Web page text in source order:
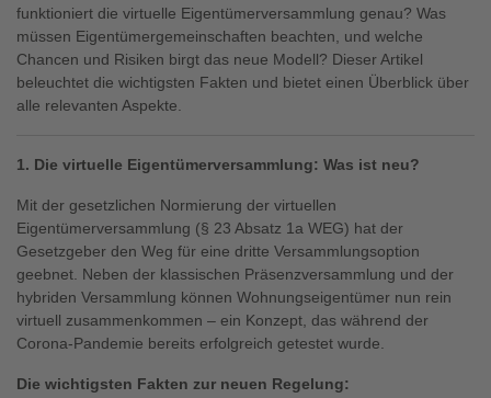
funktioniert die virtuelle Eigentümerversammlung genau? Was
müssen Eigentümergemeinschaften beachten, und welche
Chancen und Risiken birgt das neue Modell? Dieser Artikel
beleuchtet die wichtigsten Fakten und bietet einen Überblick über
alle relevanten Aspekte.
1. Die virtuelle Eigentümerversammlung: Was ist neu?
Mit der gesetzlichen Normierung der virtuellen
Eigentümerversammlung (§ 23 Absatz 1a WEG) hat der
Gesetzgeber den Weg für eine dritte Versammlungsoption
geebnet. Neben der klassischen Präsenzversammlung und der
hybriden Versammlung können Wohnungseigentümer nun rein
virtuell zusammenkommen – ein Konzept, das während der
Corona-Pandemie bereits erfolgreich getestet wurde.
Die wichtigsten Fakten zur neuen Regelung: